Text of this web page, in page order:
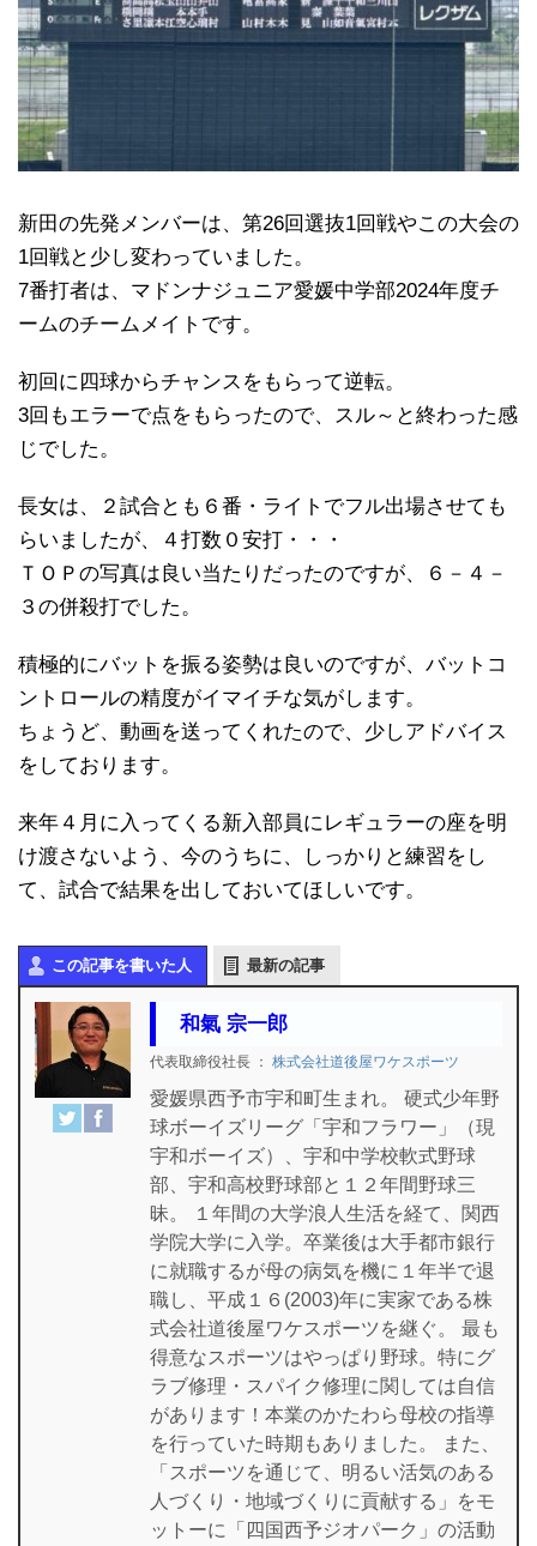
新田の先発メンバーは、第26回選抜1回戦やこの大会の
1回戦と少し変わっていました。
7番打者は、マドンナジュニア愛媛中学部2024年度チ
ームのチームメイトです。
初回に四球からチャンスをもらって逆転。
3回もエラーで点をもらったので、スル～と終わった感
じでした。
長女は、２試合とも６番・ライトでフル出場させても
らいましたが、４打数０安打・・・
ＴＯＰの写真は良い当たりだったのですが、６－４－
３の併殺打でした。
積極的にバットを振る姿勢は良いのですが、バットコ
ントロールの精度がイマイチな気がします。
ちょうど、動画を送ってくれたので、少しアドバイス
をしております。
来年４月に入ってくる新入部員にレギュラーの座を明
け渡さないよう、今のうちに、しっかりと練習をし
て、試合で結果を出しておいてほしいです。
この記事を書いた人 最新の記事
和氣 宗一郎
代表取締役社長 ： 株式会社道後屋ワケスポーツ
愛媛県西予市宇和町生まれ。 硬式少年野
球ボーイズリーグ「宇和フラワー」（現
宇和ボーイズ）、宇和中学校軟式野球
部、宇和高校野球部と１２年間野球三
昧。 １年間の大学浪人生活を経て、関西
学院大学に入学。卒業後は大手都市銀行
に就職するが母の病気を機に１年半で退
職し、平成１６(2003)年に実家である株
式会社道後屋ワケスポーツを継ぐ。 最も
得意なスポーツはやっぱり野球。特にグ
ラブ修理・スパイク修理に関しては自信
があります！本業のかたわら母校の指導
を行っていた時期もありました。 また、
「スポーツを通じて、明るい活気のある
人づくり・地域づくりに貢献する」をモ
ットーに「四国西予ジオパーク」の活動